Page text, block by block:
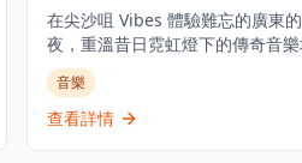
立音樂、爵士樂、音樂劇、民謠及
等更廣闊的音樂領域。樂手亦會在
帶來個人分享，讓觀眾真切感受不
格的演變歷程。 本季節目將於2025年9月5
日至7日由「奏響未來」揭開序幕
展及製作人龍植池及表演者展示香
力的獨立音樂面貌。節目匯聚多
在尖沙咀 Vibes 體驗難忘的廣東
夜，重溫昔日霓虹燈下的傳奇音樂
港標誌性 DJ 組合 Beat Friday（
Ballshing）將混音播放80、90年
語流行曲和廣東迪斯可金曲。門票
音樂
查看詳情